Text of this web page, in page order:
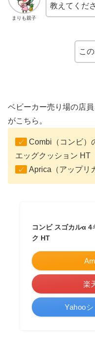
まりも親子
教えてくだ
こ
ベビーカー売り場の店
がこちら。
✓
Combi（コンビ）
エッグクッション HT
✓ Aprica（アップリ
コンビ スゴカルα
ク HT
楽
Yahoo